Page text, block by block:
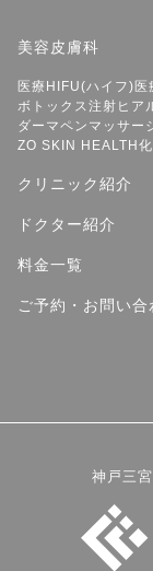
美容皮膚科
医療HIFU(ハイフ) 医
ボトックス注射 ヒア
ダーマペン マッサー
ZO SKIN HEALTH
クリニック紹介
ドクター紹介
料金一覧
ご予約・お問い合
神戸三